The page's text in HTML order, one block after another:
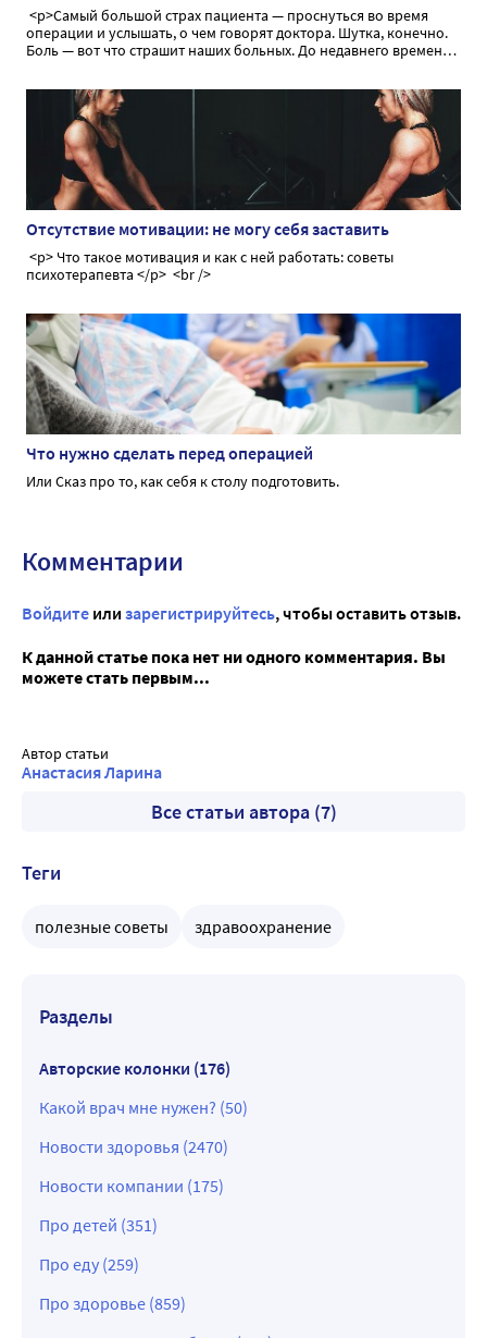
<p>Самый большой страх пациента — проснуться во время
операции и услышать, о чем говорят доктора. Шутка, конечно.
Боль — вот что страшит наших больных. До недавнего времени
провести оперативное вмешательство в необходимом объеме.
Сегодня мы поговорим об анестезии как способе временного,
обратимого лишения чувства боли во время операции</p>
Отсутствие мотивации: не могу себя заставить
<p> Что такое мотивация и как с ней работать: советы
психотерапевта </p> <br />
Что нужно сделать перед операцией
Или Сказ про то, как себя к столу подготовить.
Комментарии
Войдите или зарегистрируйтесь, чтобы оставить отзыв.
К данной статье пока нет ни одного комментария. Вы
можете стать первым...
Автор статьи
Анастасия Ларина
Все статьи автора (7)
Теги
полезные советы здравоохранение
Разделы
Авторские колонки (176)
Какой врач мне нужен? (50)
Новости здоровья (2470)
Новости компании (175)
Про детей (351)
Про еду (259)
Про здоровье (859)